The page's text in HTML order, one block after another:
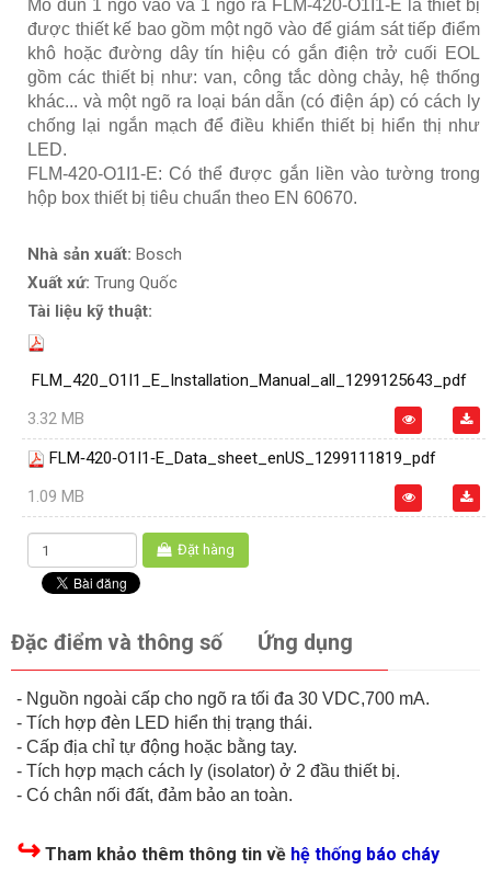
Mô đun 1 ngõ vào và 1 ngõ ra FLM-420-O1I1-E là thiết bị
được thiết kế bao gồm một ngõ vào để giám sát tiếp điểm
khô hoặc đường dây tín hiệu có gắn điện trở cuối EOL
gồm các thiết bị như: van, công tắc dòng chảy, hệ thống
khác... và một ngõ ra loại bán dẫn (có điện áp) có cách ly
chống lại ngắn mạch để điều khiển thiết bị hiển thị như
LED.
FLM-420-O1I1-E: Có thể được gắn liền vào tường trong
hộp box thiết bị tiêu chuẩn theo EN 60670.
Nhà sản xuất: Bosch
Xuất xứ: Trung Quốc
Tài liệu kỹ thuật:
FLM_420_O1I1_E_Installation_Manual_all_1299125643_pdf
3.32 MB
FLM‑420‑O1I1‑E_Data_sheet_enUS_1299111819_pdf
1.09 MB
Đặt hàng
Đặc điểm và thông số Ứng dụng
- Nguồn ngoài cấp cho ngõ ra tối đa 30 VDC,700 mA.
- Tích hợp đèn LED hiển thị trạng thái.
- Cấp địa chỉ tự động hoặc bằng tay.
- Tích hợp mạch cách ly (isolator) ở 2 đầu thiết bị.
- Có chân nối đất, đảm bảo an toàn.
↪ Tham khảo thêm thông tin về hệ thống báo cháy